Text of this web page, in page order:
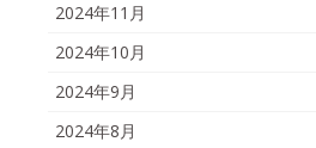
2024年11月
2024年10月
2024年9月
2024年8月